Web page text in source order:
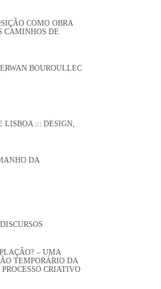
COMO OBRA
CAMINHOS DE
BOUROULLEC
LISBOA ::: DESIGN,
DA
– UMA
TEMPORÁRIO DA
CRIATIVO